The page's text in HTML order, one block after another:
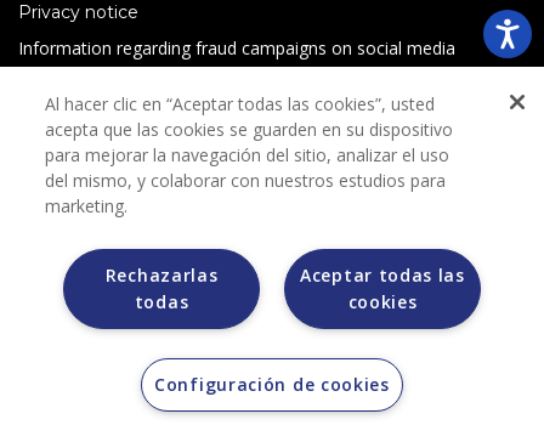
Privacy notice
Information regarding fraud campaigns on social media
Terms and conditions
Grupo Bimbo does not request any kind of payment during
the selection process.
Grupo Bimbo does not sell vehicles on other websites, but
does so only through the Morton auction house.
Al hacer clic en “Aceptar todas las cookies”, usted
acepta que las cookies se guarden en su dispositivo
para mejorar la navegación del sitio, analizar el uso
del mismo, y colaborar con nuestros estudios para
marketing.
Aceptar todas las
cookies
Rechazarlas
todas
Configuración de cookies